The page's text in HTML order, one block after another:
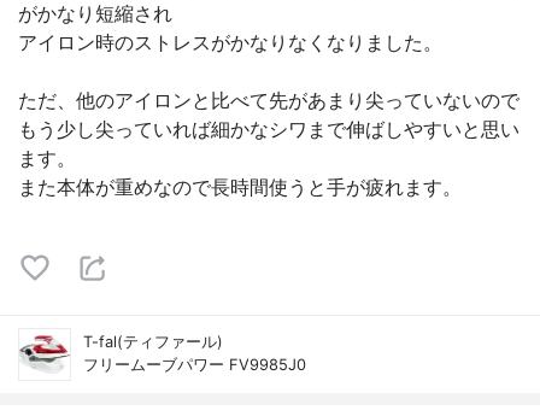
がかなり短縮され
アイロン時のストレスがかなりなくなりました。
ただ、他のアイロンと比べて先があまり尖っていないので
もう少し尖っていれば細かなシワまで伸ばしやすいと思い
ます。
また本体が重めなので長時間使うと手が疲れます。
T-fal(ティファール)
フリームーブパワー FV9985J0